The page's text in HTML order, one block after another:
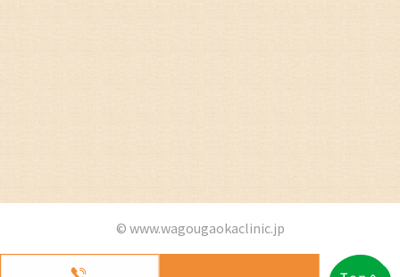
© www.wagougaokaclinic.jp